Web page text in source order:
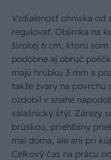
Vzdialenosť ohniska od
regulovať. Objímka na
širokej 6 cm, ktorú som
podobne aj obruč
majú hrúbku 3 mm a
takže zvary na povrchu
ozdobil v snahe
salašnícky štýl. Zárezy
brúskou, priehlbiny
mal doma, ale ani pri
Celkový čas na prácu